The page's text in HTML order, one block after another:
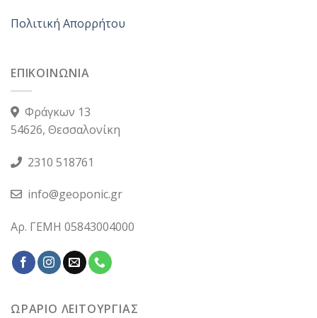
Πολιτική Απορρήτου
ΕΠΙΚΟΙΝΩΝΙΑ
Φράγκων 13
54626, Θεσσαλονίκη
2310 518761
info@geoponic.gr
Αρ. ΓΕΜΗ 05843004000
ΩΡΑΡΙΟ ΛΕΙΤΟΥΡΓΙΑΣ